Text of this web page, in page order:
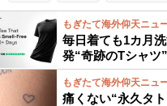
もぎたて海外仰天ニュ
毎日着ても1カ月
発“奇跡のTシャツ
もぎたて海外仰天ニュ
痛くない“永久タ